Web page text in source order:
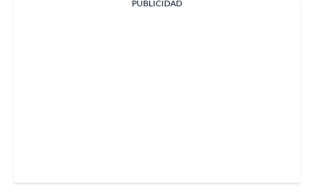
PUBLICIDAD